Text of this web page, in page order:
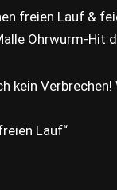
freien Lauf &
Ohrwurm-Hit
kein
Lauf“